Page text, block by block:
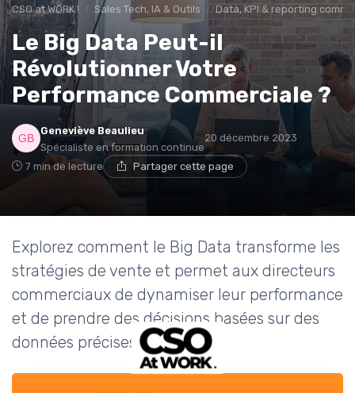
CSO at WORK ! Sales Tech, IA & Outils Data, KPI & reporting
Le Big Data Peut-il
Révolutionner Votre
Performance Commerciale ?
Geneviève Beaulieu
Spécialiste en formation continue
20 décembre 2023
7 min de lecture Partager cette page
Explorez comment le Big Data transforme les
stratégies de vente et permet aux directeurs
commerciaux de dynamiser leur performance
et de prendre des décisions basées sur des
données précises.